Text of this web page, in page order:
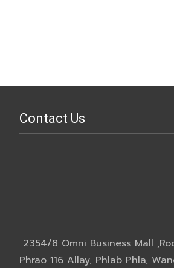
Contact Us
2354/8 Omni Business Mall
Phrao 116 Allay, Phlab Phla,